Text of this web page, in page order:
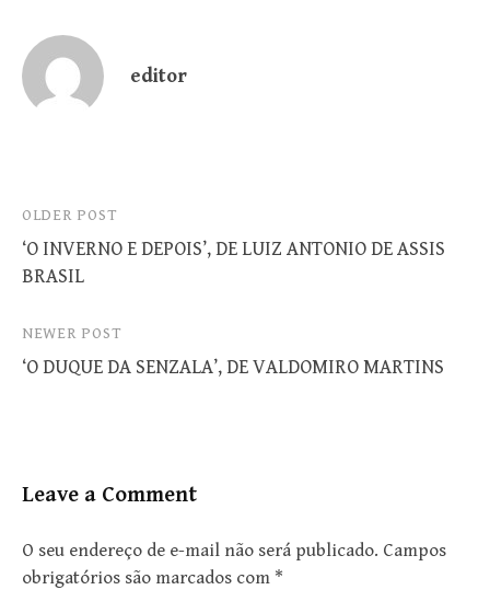
editor
Post
navigation
OLDER POST
‘O INVERNO E DEPOIS’, DE LUIZ ANTONIO DE ASSIS
BRASIL
NEWER POST
‘O DUQUE DA SENZALA’, DE VALDOMIRO MARTINS
Leave a Comment
O seu endereço de e-mail não será publicado. Campos
obrigatórios são marcados com *